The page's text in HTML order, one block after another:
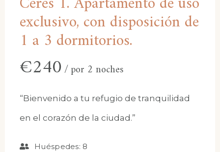
exclusivo, con disposición de
1 a 3 dormitorios.
€240 por 2 noches
“Bienvenido a tu refugio de tranquilidad
en el corazón de la ciudad.”
Huéspedes: 8